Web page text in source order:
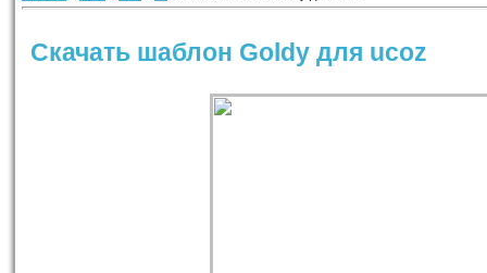
Скачать шаблон Goldy для ucoz